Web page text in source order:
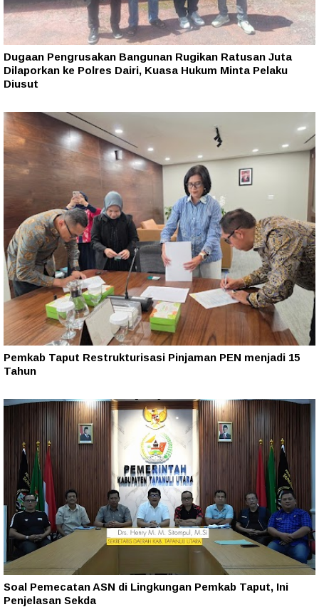
Dugaan Pengrusakan Bangunan Rugikan Ratusan Juta
Dilaporkan ke Polres Dairi, Kuasa Hukum Minta Pelaku
Diusut
Pemkab Taput Restrukturisasi Pinjaman PEN menjadi 15
Tahun‎
Soal Pemecatan ASN di Lingkungan Pemkab Taput, Ini
Penjelasan Sekda